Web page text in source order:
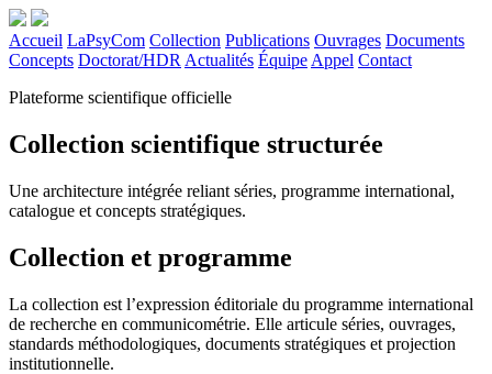
Accueil LaPsyCom Collection Publications Ouvrages Documents
Concepts Doctorat/HDR Actualités Équipe Appel Contact
Plateforme scientifique officielle
Collection scientifique structurée
Une architecture intégrée reliant séries, programme international,
catalogue et concepts stratégiques.
Collection et programme
La collection est l’expression éditoriale du programme international
de recherche en communicométrie. Elle articule séries, ouvrages,
standards méthodologiques, documents stratégiques et projection
institutionnelle.